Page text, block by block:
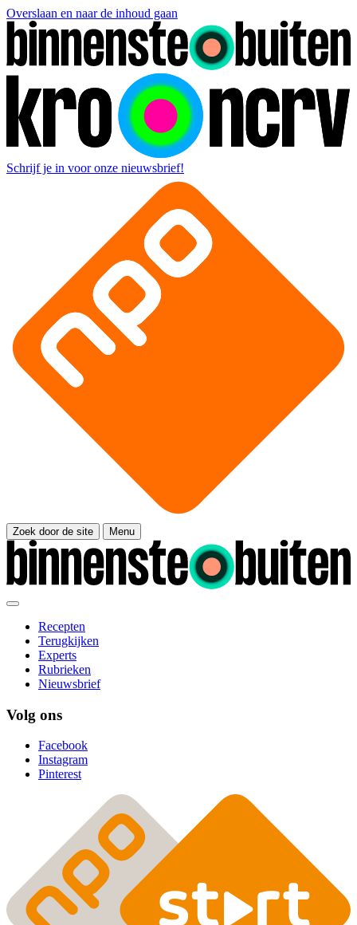
Overslaan en naar de inhoud gaan
Schrijf je in voor onze nieuwsbrief!
Zoek door de site Menu
Recepten
Terugkijken
Experts
Rubrieken
Nieuwsbrief
Volg ons
Facebook
Instagram
Pinterest